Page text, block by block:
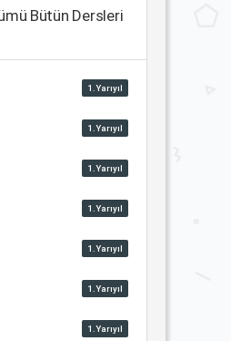
Bütün Dersleri
1.Yarıyıl
1.Yarıyıl
1.Yarıyıl
1.Yarıyıl
1.Yarıyıl
1.Yarıyıl
1.Yarıyıl